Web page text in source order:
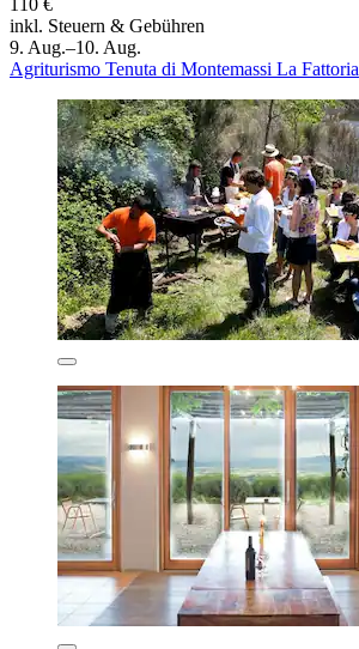
110 €
inkl. Steuern & Gebühren
9. Aug.–10. Aug.
Agriturismo Tenuta di Montemassi La Fattoria